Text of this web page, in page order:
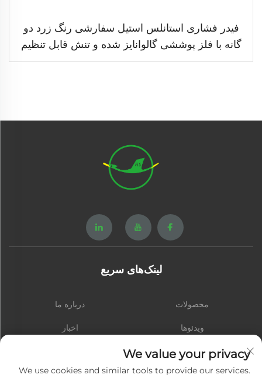
فیدر فشاری استانلس استیل سفارشی رنگ زرد دو
گانه با فلز پوششی گالوانایز شده و تنش قابل تنظیم
لینک‌های سریع
محصولات درباره ما
ویدئوها اخبار
تماس با ما
We value your privacy
We use cookies and similar tools to provide our services.